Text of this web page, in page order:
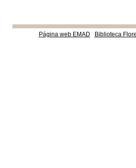
Página web EMAD Biblioteca